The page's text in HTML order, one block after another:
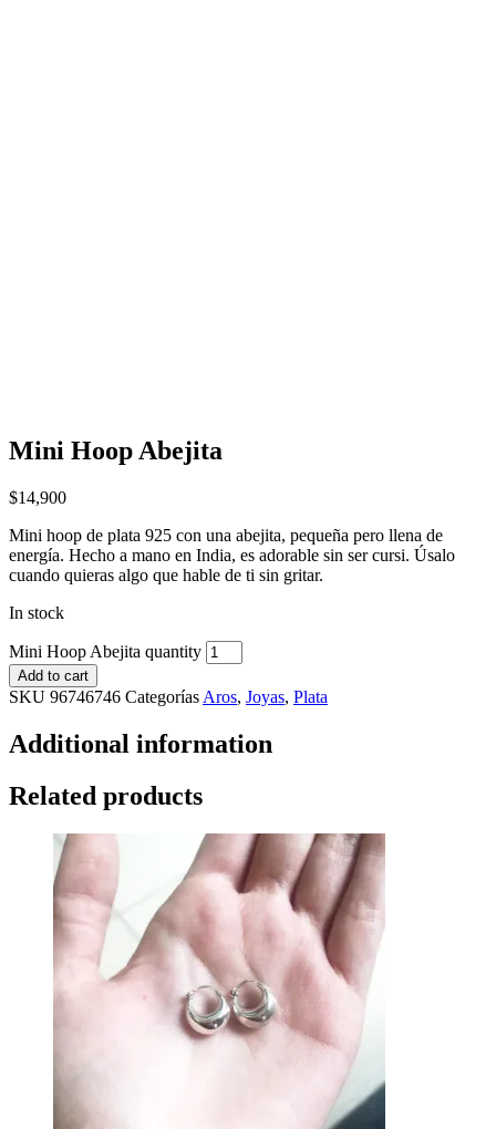
Mini Hoop Abejita
$14,900
Mini hoop de plata 925 con una abejita, pequeña pero llena de
energía. Hecho a mano en India, es adorable sin ser cursi. Úsalo
cuando quieras algo que hable de ti sin gritar.
In stock
Mini Hoop Abejita quantity
Add to cart
SKU 96746746 Categorías Aros, Joyas, Plata
Additional information
Related products